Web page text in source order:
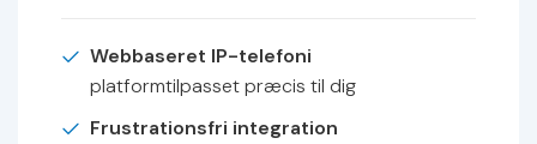
Webbaseret IP-telefoni
platformtilpasset præcis til dig
Frustrationsfri integration